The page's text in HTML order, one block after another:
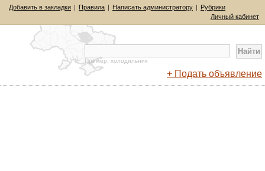
Добавить в закладки | Правила | Написать администратору | Рубрики
Личный кабинет
Пример: холодильник
+ Подать объявление